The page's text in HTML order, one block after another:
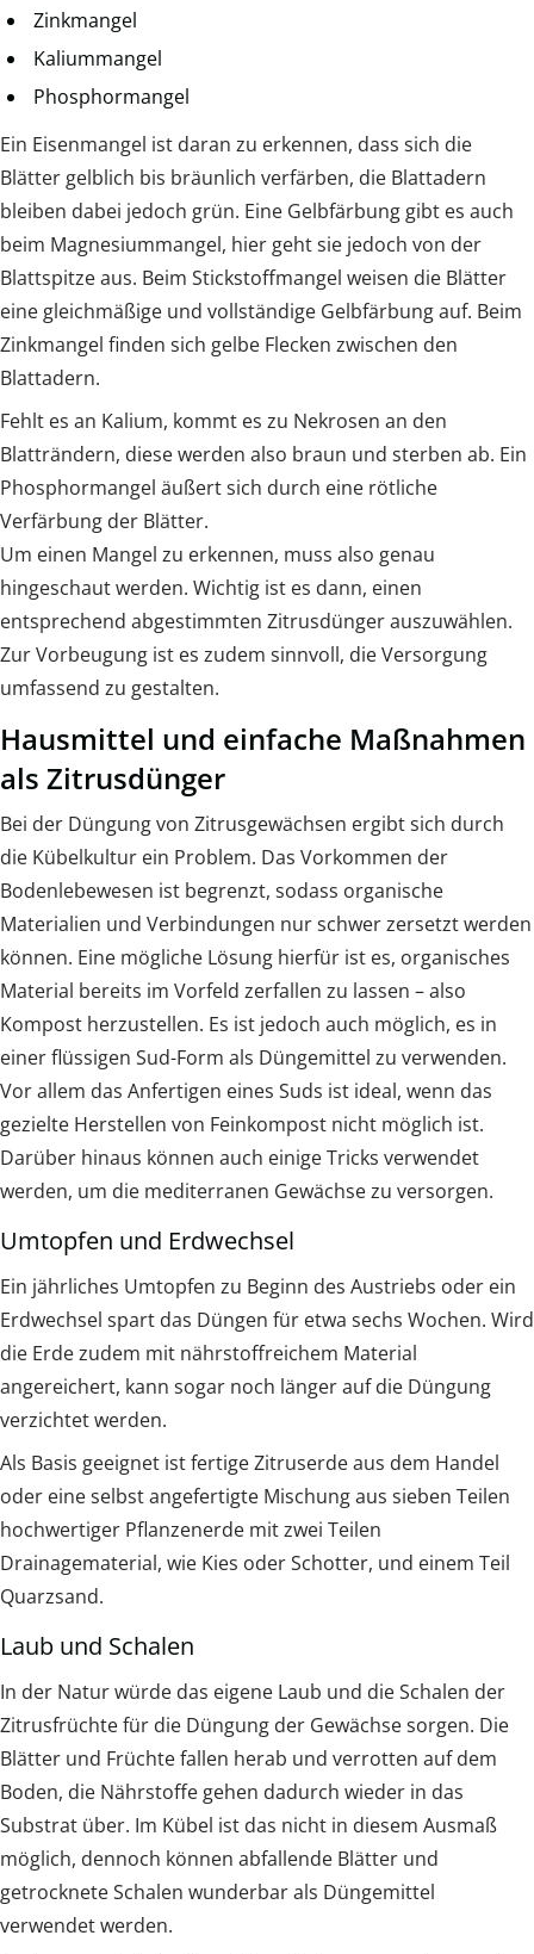
Zinkmangel
Kaliummangel
Phosphormangel
Ein Eisenmangel ist daran zu erkennen, dass sich die
Blätter gelblich bis bräunlich verfärben, die Blattadern
bleiben dabei jedoch grün. Eine Gelbfärbung gibt es auch
beim Magnesiummangel, hier geht sie jedoch von der
Blattspitze aus. Beim Stickstoffmangel weisen die Blätter
eine gleichmäßige und vollständige Gelbfärbung auf. Beim
Zinkmangel finden sich gelbe Flecken zwischen den
Blattadern.
Fehlt es an Kalium, kommt es zu Nekrosen an den
Blatträndern, diese werden also braun und sterben ab. Ein
Phosphormangel äußert sich durch eine rötliche
Verfärbung der Blätter.
Um einen Mangel zu erkennen, muss also genau
hingeschaut werden. Wichtig ist es dann, einen
entsprechend abgestimmten Zitrusdünger auszuwählen.
Zur Vorbeugung ist es zudem sinnvoll, die Versorgung
umfassend zu gestalten.
Hausmittel und einfache Maßnahmen
als Zitrusdünger
Bei der Düngung von Zitrusgewächsen ergibt sich durch
die Kübelkultur ein Problem. Das Vorkommen der
Bodenlebewesen ist begrenzt, sodass organische
Materialien und Verbindungen nur schwer zersetzt werden
können. Eine mögliche Lösung hierfür ist es, organisches
Material bereits im Vorfeld zerfallen zu lassen – also
Kompost herzustellen. Es ist jedoch auch möglich, es in
einer flüssigen Sud-Form als Düngemittel zu verwenden.
Vor allem das Anfertigen eines Suds ist ideal, wenn das
gezielte Herstellen von Feinkompost nicht möglich ist.
Darüber hinaus können auch einige Tricks verwendet
werden, um die mediterranen Gewächse zu versorgen.
Umtopfen und Erdwechsel
Ein jährliches Umtopfen zu Beginn des Austriebs oder ein
Erdwechsel spart das Düngen für etwa sechs Wochen. Wird
die Erde zudem mit nährstoffreichem Material
angereichert, kann sogar noch länger auf die Düngung
verzichtet werden.
Als Basis geeignet ist fertige Zitruserde aus dem Handel
oder eine selbst angefertigte Mischung aus sieben Teilen
hochwertiger Pflanzenerde mit zwei Teilen
Drainagematerial, wie Kies oder Schotter, und einem Teil
Quarzsand.
Laub und Schalen
In der Natur würde das eigene Laub und die Schalen der
Zitrusfrüchte für die Düngung der Gewächse sorgen. Die
Blätter und Früchte fallen herab und verrotten auf dem
Boden, die Nährstoffe gehen dadurch wieder in das
Substrat über. Im Kübel ist das nicht in diesem Ausmaß
möglich, dennoch können abfallende Blätter und
getrocknete Schalen wunderbar als Düngemittel
verwendet werden.